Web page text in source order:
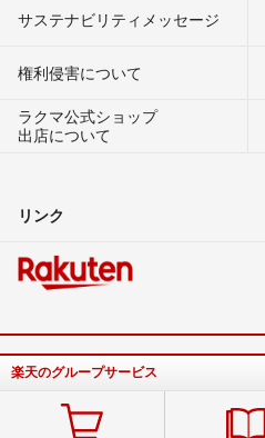
サステナビリティメッセージ
権利侵害について
ラクマ公式ショップ
出店について
リンク
楽天のグループサービス